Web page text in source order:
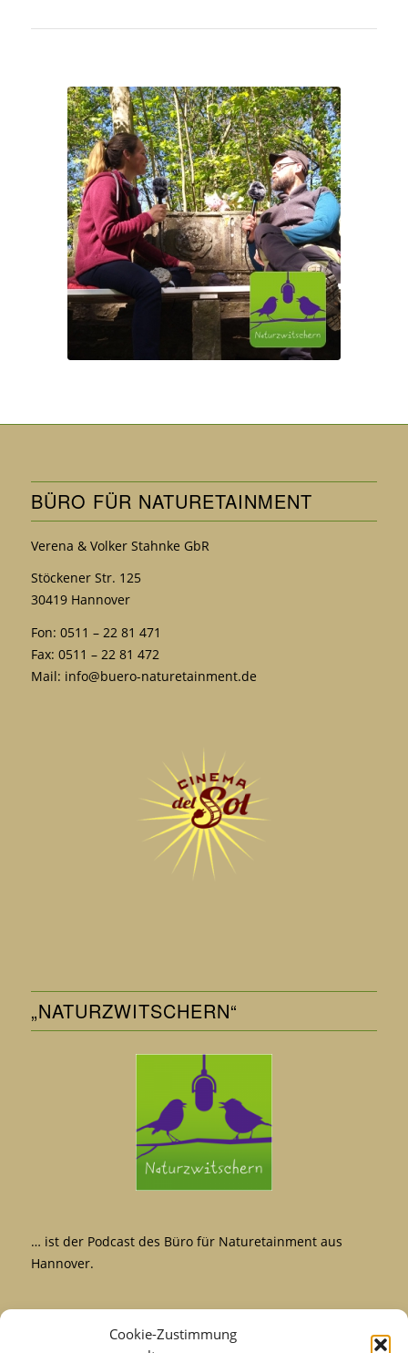
Cookie-Zustimmung
BÜRO FÜR NATURETAINMENT
Verena & Volker Stahnke GbR
Stöckener Str. 125
30419 Hannover
Fon: 0511 – 22 81 471
Fax: 0511 – 22 81 472
Mail: info@buero-naturetainment.de
„NATURZWITSCHERN“
… ist der Podcast des Büro für Naturetainment aus
Hannover.